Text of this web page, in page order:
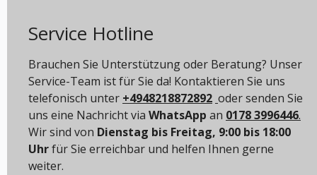
Service Hotline
Brauchen Sie Unterstützung oder Beratung? Unser
Service-Team ist für Sie da! Kontaktieren Sie uns
telefonisch unter +4948218872892 oder senden Sie
uns eine Nachricht via WhatsApp an 0178 3996446.
Wir sind von Dienstag bis Freitag, 9:00 bis 18:00
Uhrfür Sie erreichbar und helfen Ihnen gerne
weiter.